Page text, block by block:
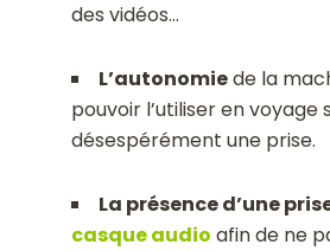
des vidéos…
L’autonomiede la
pouvoir l’utiliser en
désespérément une prise.
La présence d’une
casque audio afin de ne